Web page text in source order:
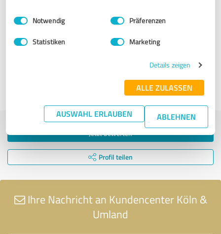
Impressum Datenschutzbestimmungen
Einwilligungsauswahl
Notwendig Präferenzen
Statistiken Marketing
Details zeigen
ALLE ZULASSEN
AUSWAHL ERLAUBEN ABLEHNEN
0 Bewertungen
Jetzt bewerten
Profil teilen
Ihre Nachricht an Kundencenter Köln &
Umland